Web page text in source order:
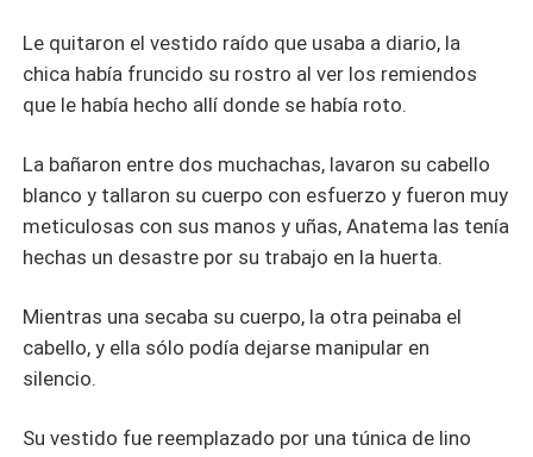
Le quitaron el vestido raído que usaba a diario, la
chica había fruncido su rostro al ver los remiendos
que le había hecho allí donde se había roto.
La bañaron entre dos muchachas, lavaron su cabello
blanco y tallaron su cuerpo con esfuerzo y fueron muy
meticulosas con sus manos y uñas, Anatema las tenía
hechas un desastre por su trabajo en la huerta.
Mientras una secaba su cuerpo, la otra peinaba el
cabello, y ella sólo podía dejarse manipular en
silencio.
Su vestido fue reemplazado por una túnica de lino